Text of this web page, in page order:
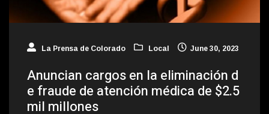
La Prensa de Colorado Local June 30, 2023
Anuncian cargos en la eliminación d
e fraude de atención médica de $2.5
mil millones